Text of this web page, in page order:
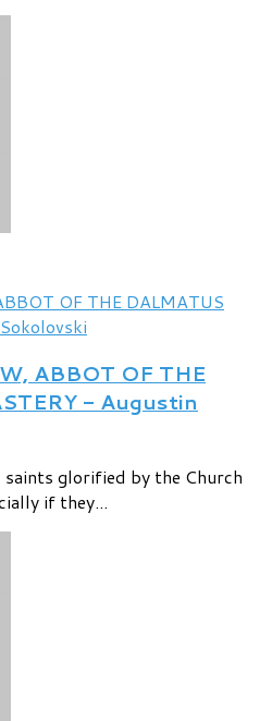
ABBOT OF THE
- Augustin
glorified by the Church
if they...